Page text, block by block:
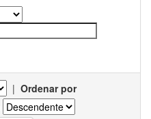
| Ordenar por